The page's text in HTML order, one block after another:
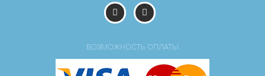
ВОЗМОЖНОСТЬ ОПЛАТЫ